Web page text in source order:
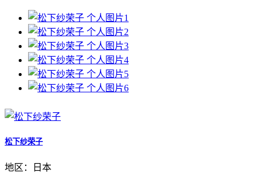
松下纱荣子
地区：日本